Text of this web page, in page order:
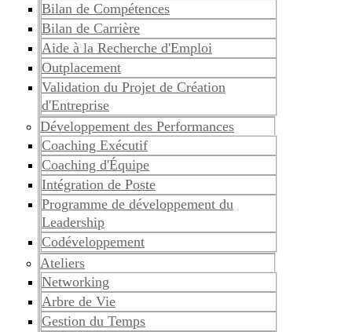
Bilan de Compétences
Bilan de Carrière
Aide à la Recherche d'Emploi
Outplacement
Validation du Projet de Création
d'Entreprise
Développement des Performances
Coaching Exécutif
Coaching d'Équipe
Intégration de Poste
Programme de développement du
Leadership
Codéveloppement
Ateliers
Networking
Arbre de Vie
Gestion du Temps